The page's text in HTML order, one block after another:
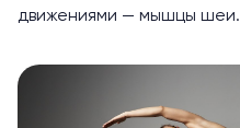
движениями — мышцы шеи.